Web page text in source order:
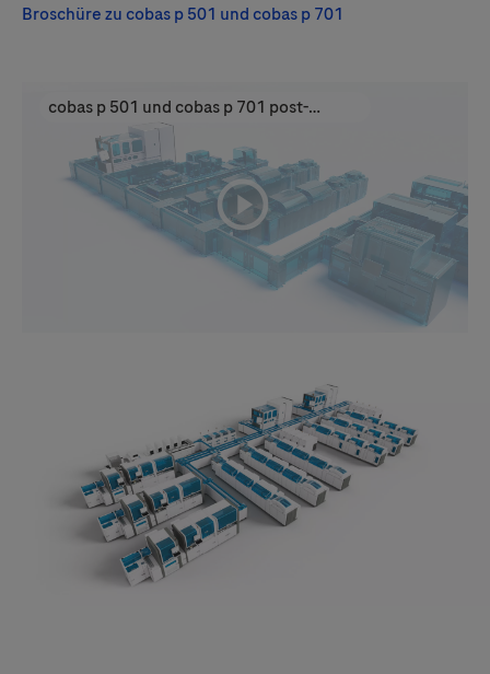
Broschüre zu cobas p 501 und cobas p 701
cobas p 501 und cobas p 701 post-
analytical units
playicon